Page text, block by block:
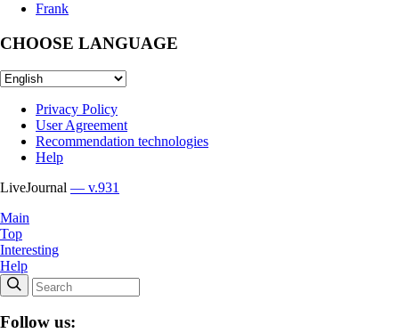
Frank
CHOOSE LANGUAGE
Privacy Policy
User Agreement
Recommendation technologies
Help
LiveJournal — v.931
Main
Top
Interesting
Help
Follow us: